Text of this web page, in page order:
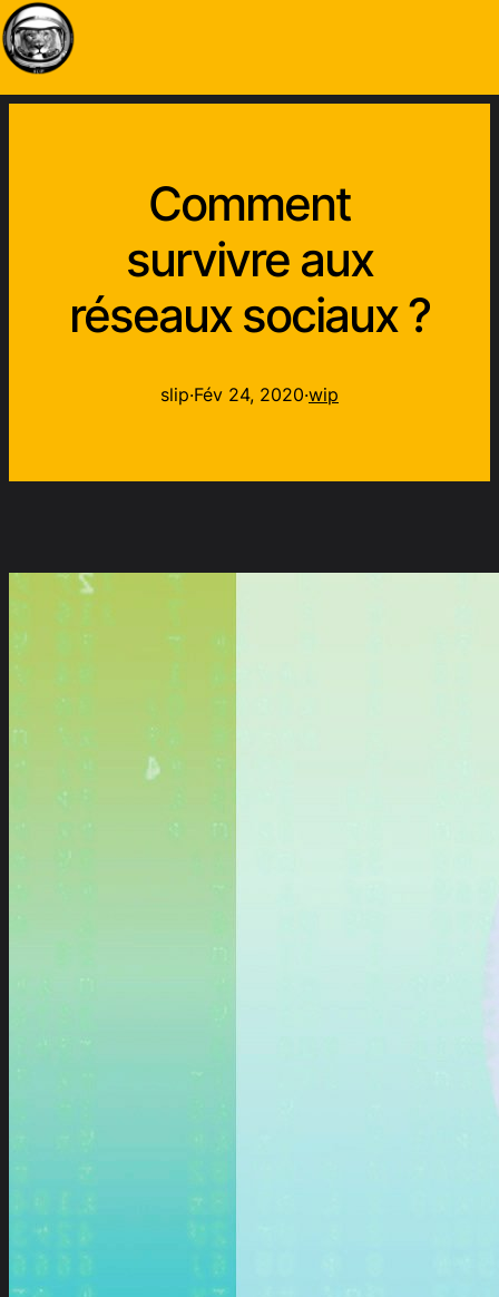
Comment
survivre aux
réseaux sociaux ?
slip·Fév 24, 2020·wip